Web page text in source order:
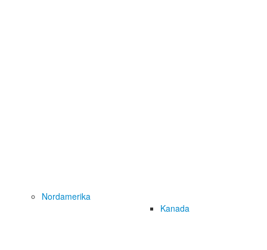
Nordamerika
Kanada